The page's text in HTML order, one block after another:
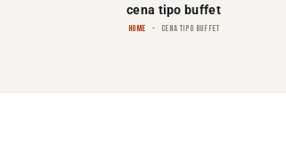
cena tipo buffet
HOME CENA TIPO BUFFET